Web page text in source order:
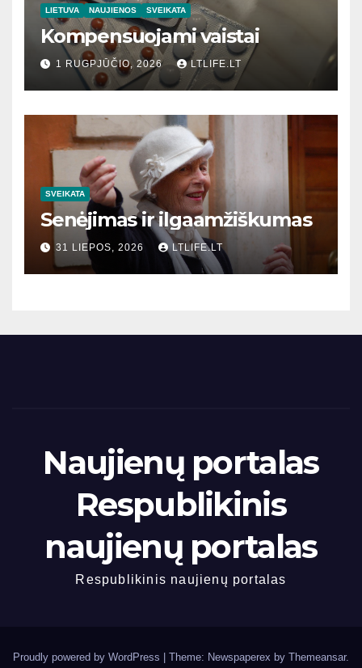
LIETUVA NAUJIENOS SVEIKATA
Kompensuojami vaistai
1 RUGPJŪČIO, 2026 LTLIFE.LT
SVEIKATA
Senėjimas ir ilgaamžiškumas
31 LIEPOS, 2026 LTLIFE.LT
Naujienų portalas
Respublikinis
naujienų portalas
Respublikinis naujienų portalas
Proudly powered by WordPress Theme: Newspaperex by Themeansar.